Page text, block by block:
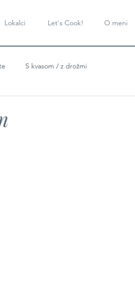
Lokalci Let's Cook! O meni
S kvasom / z drožmi